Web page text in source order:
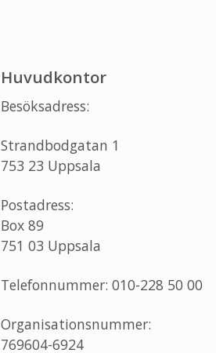
Huvudkontor
Besöksadress:
Strandbodgatan 1
753 23 Uppsala
Postadress:
Box 89
751 03 Uppsala
Telefonnummer: 010-228 50 00
Organisationsnummer:
769604-6924